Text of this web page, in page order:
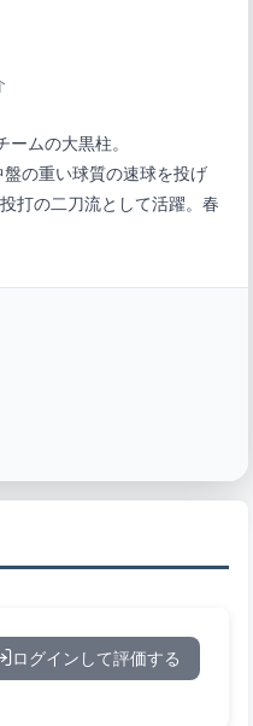
ムの大黒柱。
の重い球質の速球を投げ
打の二刀流として活躍。春
ログインして評価する